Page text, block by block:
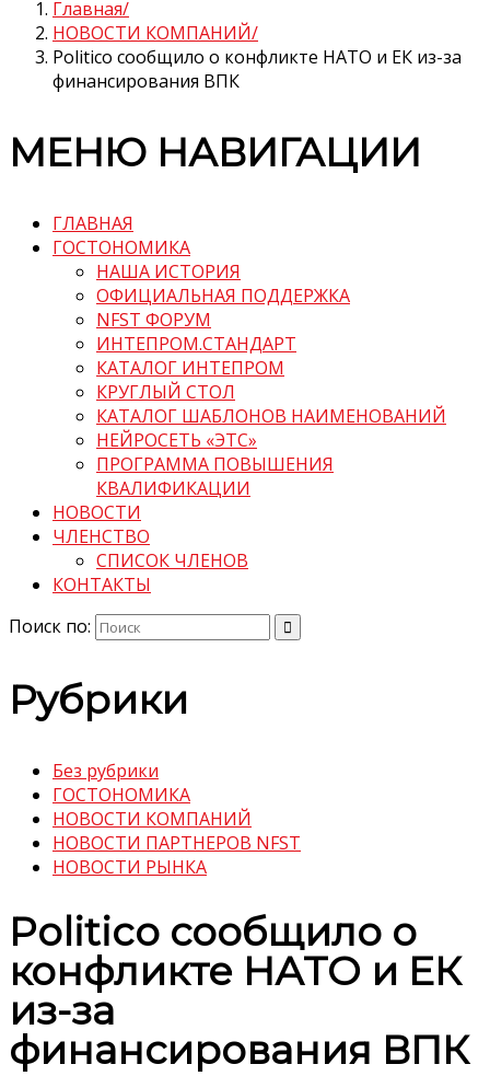
Главная
НОВОСТИ КОМПАНИЙ
Politico сообщило о конфликте НАТО и ЕК из-за
финансирования ВПК
МЕНЮ НАВИГАЦИИ
ГЛАВНАЯ
ГОСТОНОМИКА
НАША ИСТОРИЯ
ОФИЦИАЛЬНАЯ ПОДДЕРЖКА
NFST ФОРУМ
ИНТЕПРОМ.СТАНДАРТ
КАТАЛОГ ИНТЕПРОМ
КРУГЛЫЙ СТОЛ
КАТАЛОГ ШАБЛОНОВ НАИМЕНОВАНИЙ
НЕЙРОСЕТЬ «ЭТС»
ПРОГРАММА ПОВЫШЕНИЯ
КВАЛИФИКАЦИИ
НОВОСТИ
ЧЛЕНСТВО
СПИСОК ЧЛЕНОВ
КОНТАКТЫ
Поиск по:
Рубрики
Без рубрики
ГОСТОНОМИКА
НОВОСТИ КОМПАНИЙ
НОВОСТИ ПАРТНЕРОВ NFST
НОВОСТИ РЫНКА
Politico сообщило о
конфликте НАТО и ЕК
из-за
финансирования ВПК